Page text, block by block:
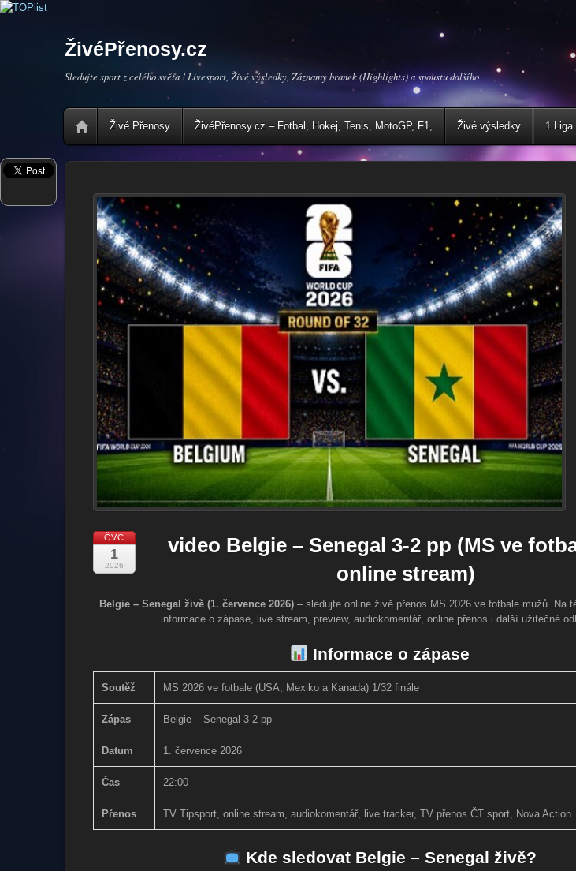
ŽivéPřenosy.cz
Sledujte sport z celého světa ! Livesport, Živé výsledky, Záznamy branek (Highlights) a spoustu dalšího
Živé Přenosy ŽivéPřenosy.cz – Fotbal, Hokej, Tenis, MotoGP, F1, Živé výsledky
ČVC
1
2026
video Belgie – Senegal 3-2 pp (MS ve
online stream)
Belgie – Senegal živě (1. července 2026) – sledujte online živě přenos MS 2026 ve fotbale mužů. Na
informace o zápase, live stream, preview, audiokomentář, online přenos i další užitečné
Informace o zápase
Soutěž MS 2026 ve fotbale (USA, Mexiko a Kanada) 1/32 finále
Zápas Belgie – Senegal 3-2 pp
Datum 1. července 2026
Čas 22:00
Přenos TV Tipsport, online stream, audiokomentář, live tracker, TV přenos ČT sport, Nova Action
Kde sledovat Belgie – Senegal živě?